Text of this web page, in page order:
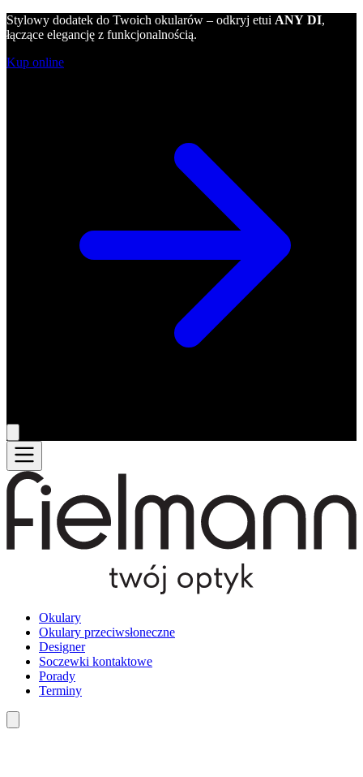
Stylowy dodatek do Twoich okularów – odkryj etui ANY DI,
łączące elegancję z funkcjonalnością.
Kup online
Okulary
Okulary przeciwsłoneczne
Designer
Soczewki kontaktowe
Porady
Terminy